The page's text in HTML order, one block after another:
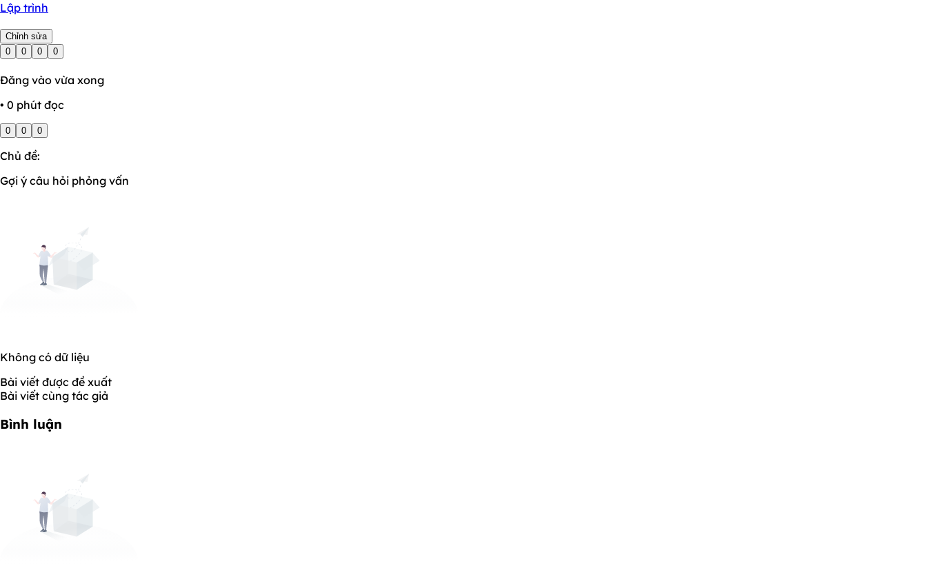
Lập trình
Chỉnh sửa
0
0 0 0
Đăng vào vừa xong
• 0 phút đọc
0 0 0
Chủ đề:
Gợi ý câu hỏi phỏng vấn
Không có dữ liệu
Bài viết được đề xuất
Bài viết cùng tác giả
Bình luận